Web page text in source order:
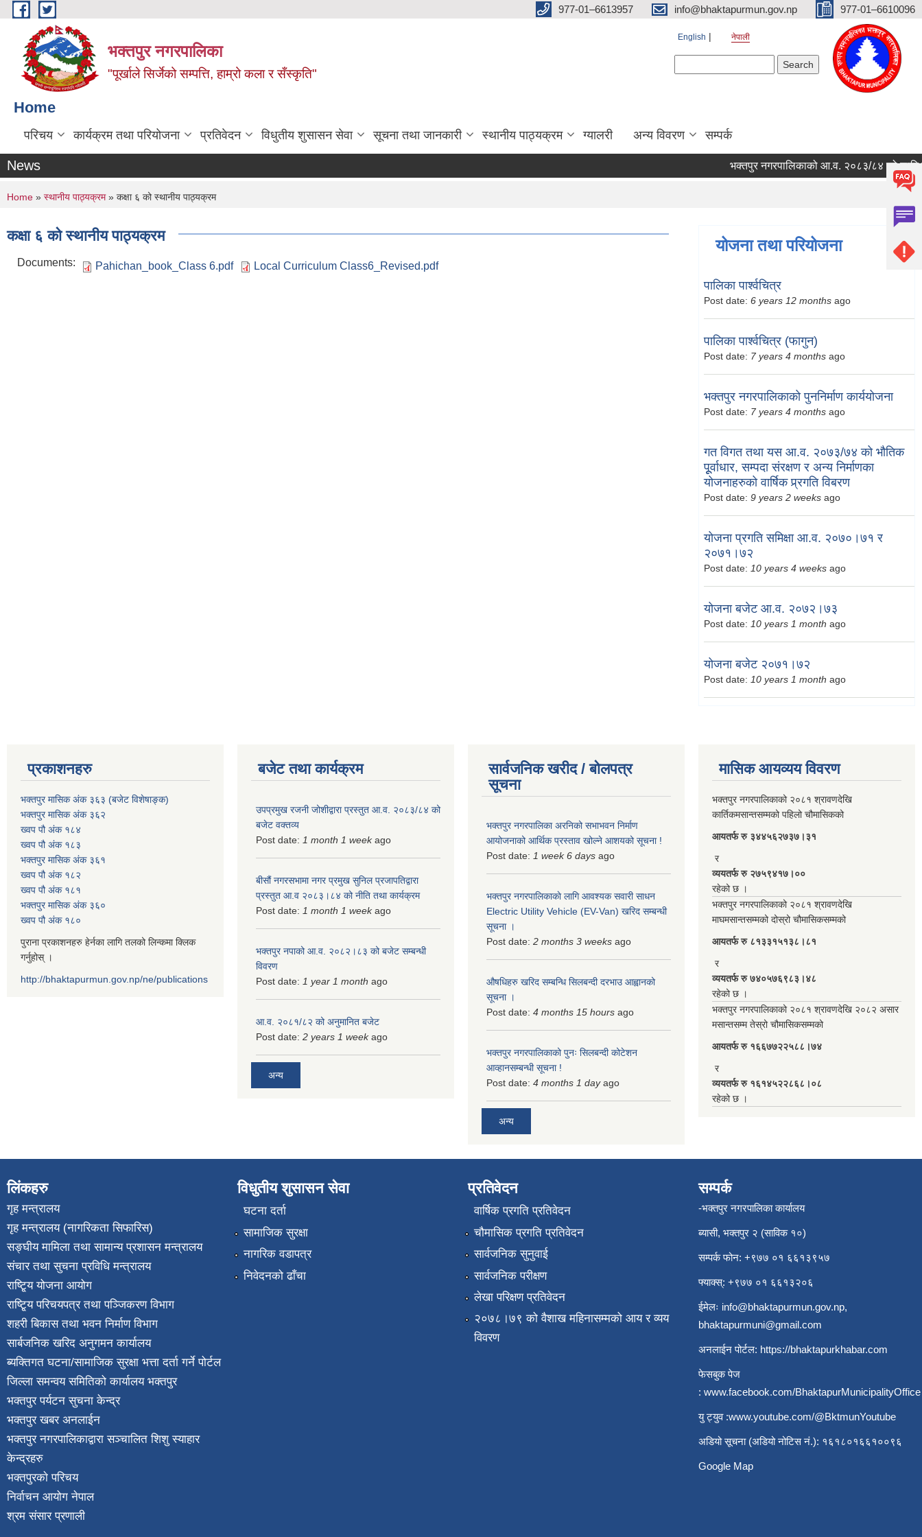
Skip to main content 977-01–6613957 info@bhaktapurmun.gov.np 977-01–6610096
भक्तपुर नगरपालिका
"पूर्खाले सिर्जेको सम्पत्ति, हाम्रो कला र सँस्कृति"
English नेपाली
Home
परिचय कार्यक्रम तथा परियोजना प्रतिवेदन विधुतीय शुसासन सेवा सूचना तथा जानकारी स्थानीय पाठ्यक्रम ग्यालरी अन्य विवरण सम्पर्क
News भक्तपुर नगरपालिकाको आ.व. २०८३/८४ को लागि
You are here
Home » स्थानीय पाठ्यक्रम» कक्षा ६ को स्थानीय पाठ्यक्रम
कक्षा ६ को स्थानीय पाठ्यक्रम
Documents: Pahichan_book_Class 6.pdf Local Curriculum Class6_Revised.pdf
योजना तथा परियोजना
पालिका पार्श्वचित्र
Post date: 6 years 12 months ago
पालिका पार्श्वचित्र (फागुन)
Post date: 7 years 4 months ago
भक्तपुर नगरपालिकाको पुननिर्माण कार्ययोजना
Post date: 7 years 4 months ago
गत विगत तथा यस आ.व. २०७३/७४ को भौतिक
पूूर्वाधार, सम्पदा संरक्षण र अन्य निर्माणका
योजनाहरुको वार्षिक प्र्रगति विबरण
Post date: 9 years 2 weeks ago
योजना प्रगति समिक्षा आ.व. २०७०।७१ र
२०७१।७२
Post date: 10 years 4 weeks ago
योजना बजेट आ.व. २०७२।७३
Post date: 10 years 1 month ago
योजना बजेट २०७१।७२
Post date: 10 years 1 month ago
प्रकाशनहरु
भक्तपुर मासिक अंक ३६३ (बजेट विशेषाङ्क)
भक्तपुर मासिक अंक ३६२
ख्वप पौ अंक १८४
ख्वप पौ अंक १८३
भक्तपुर मासिक अंक ३६१
ख्वप पौ अंक १८२
ख्वप पौ अंक १८१
भक्तपुर मासिक अंक ३६०
ख्वप पौ अंक १८०
पुराना प्रकाशनहरु हेर्नका लागि तलको लिन्कमा क्लिक
गर्नुहोस् ।
http://bhaktapurmun.gov.np/ne/publications
बजेट तथा कार्यक्रम
उपप्रमुख रजनी जोशीद्वारा प्रस्तुत आ.व. २०८३/८४ को
बजेट वक्तव्य
Post date: 1 month 1 weekago
बीसौं नगरसभामा नगर प्रमुख सुनिल प्रजापतिद्वारा
प्रस्तुत आ.व‍ २०८३।८४ को नीति तथा कार्यक्रम
Post date: 1 month 1 weekago
भक्तपुर नपाको आ.व. २०८२।८३ को बजेट सम्बन्धी
विवरण
Post date: 1 year 1 month ago
आ.व. २०८१/८२ को अनुमानित बजेट
Post date: 2 years 1 weekago
अन्य
सार्वजनिक खरीद / बोलपत्र
सूचना
भक्तपुर नगरपालिका अरनिको सभाभवन निर्माण
आयोजनाको आर्थिक प्रस्ताव खोल्ने आशयको सूचना !
Post date: 1 week 6 days ago
भक्तपुर नगरपालिकाकाे लागि आवश्यक सवारी साधन
Electric Utility Vehicle (EV-Van) खरिद सम्बन्धी
सूचना ।
Post date: 2 months 3 weeks ago
औषधिहरु खरिद सम्बन्धि सिलबन्दी दरभाउ आह्वानको
सूचना ।
Post date: 4 months 15 hours ago
भक्तपुर नगरपालिकाको पुनः सिलबन्दी कोटेशन
आव्हानसम्बन्धी सूचना !
Post date: 4 months 1 dayago
अन्य
मासिक आयव्यय विवरण
भक्तपुर नगरपालिकाको २०८१ श्रावणदेखि
कार्तिकमसान्तसम्मको पहिलो चौमासिकको
आयतर्फ रु‌ ३४४५६२७३७।३१
र
व्ययतर्फ रु २७५९४१७।००
रहेको छ ।
भक्तपुर नगरपालिकाको २०८१ श्रावणदेखि
माघमसान्तसम्मको दोस्रो चौमासिकसम्मको
आयतर्फ रु‌ ८१३३१५१३८।८१
र
व्ययतर्फ रु ७४०५७६९८३।४८
रहेको छ ।
भक्तपुर नगरपालिकाको २०८१ श्रावणदेखि २०८२ असार
मसान्तसम्म तेस्रो चौमासिकसम्मको
आयतर्फ रु‌ १६६७७२२५८८।७४
र
व्ययतर्फ रु १६१४५२२८६८।०८
रहेको छ ।
लिंकहरु
गृह मन्त्रालय
गृह मन्त्रालय (नागरिकता सिफारिस)
सङ्घीय मामिला तथा सामान्य प्रशासन मन्त्रालय
संचार तथा सुचना प्रविधि मन्त्रालय
राष्टि्ृय योजना आयोग
राष्टि्ृय परिचयपत्र तथा पञ्जिकरण विभाग
शहरी बिकास तथा भवन निर्माण विभाग
सार्बजनिक खरिद अनुगमन कार्यालय
ब्यक्तिगत घटना/सामाजिक सुरक्षा भत्ता दर्ता गर्ने पोर्टल
जिल्ला समन्वय समितिको कार्यालय भक्तपुर
भक्तपुर पर्यटन सुचना केन्द्र
भक्तपुर खबर अनलाईन
भक्तपुर नगरपालिकाद्वारा सञ्चालित शिशु स्याहार
केन्द्रहरु
भक्तपुरकाे परिचय
निर्वाचन आयोग नेपाल
श्रम संसार प्रणाली
विधुतीय शुसासन सेवा
घटना दर्ता
सामाजिक सुरक्षा
नागरिक वडापत्र
निवेदनको ढाँचा
प्रतिवेदन
वार्षिक प्रगति प्रतिवेदन
चौमासिक प्रगति प्रतिवेदन
सार्वजनिक सुनुवाई
सार्वजनिक परीक्षण
लेखा परिक्षण प्रतिवेदन
२०७८।७९ को वैशाख महिनासम्मको आय र व्यय
विवरण
सम्पर्क
-भक्तपुर नगरपालिका कार्यालय
ब्यासी, भक्तपुर २ (साविक १०)
सम्पर्क फोन: +९७७ ०१ ६६१३९५७
फ्याक्स्: +९७७ ०१ ६६१३२०६
ईमेलः info@bhaktapurmun.gov.np,
bhaktapurmuni@gmail.com
अनलाईन पोर्टल: https://bhaktapurkhabar.com
फेसबुक पेज
: www.facebook.com/BhaktapurMunicipalityOffice
यु ट्युव :www.youtube.com/@BktmunYoutube
अडियो सूचना (अडियो नोटिस नं.): १६१८०१६६१००९६
Google Map